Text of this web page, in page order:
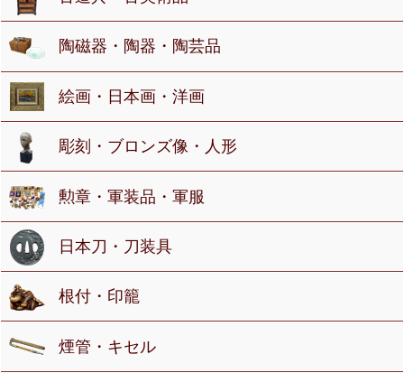
陶磁器・陶器・陶芸品
絵画・日本画・洋画
彫刻・ブロンズ像・人形
勲章・軍装品・軍服
日本刀・刀装具
根付・印籠
煙管・キセル